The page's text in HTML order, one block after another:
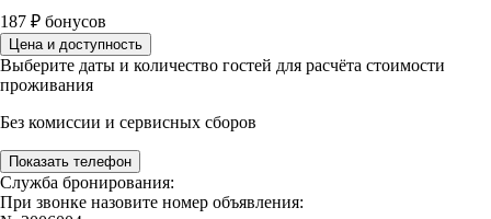
187 ₽ бонусов
Цена и доступность
Выберите даты и количество гостей для расчёта стоимости
проживания
Без комиссии и сервисных сборов
Показать телефон
Служба бронирования:
При звонке назовите номер объявления: